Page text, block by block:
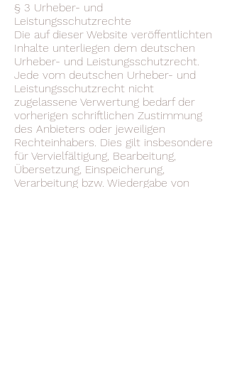
§ 3 Urheber- und
Leistungsschutzrechte
Die auf dieser Website veröffentlichten
Inhalte unterliegen dem deutschen
Urheber- und Leistungsschutzrecht.
Jede vom deutschen Urheber- und
Leistungsschutzrecht nicht
zugelassene Verwertung bedarf der
vorherigen schriftlichen Zustimmung
des Anbieters oder jeweiligen
Rechteinhabers. Dies gilt insbesondere
für Vervielfältigung, Bearbeitung,
Übersetzung, Einspeicherung,
Verarbeitung bzw. Wiedergabe von